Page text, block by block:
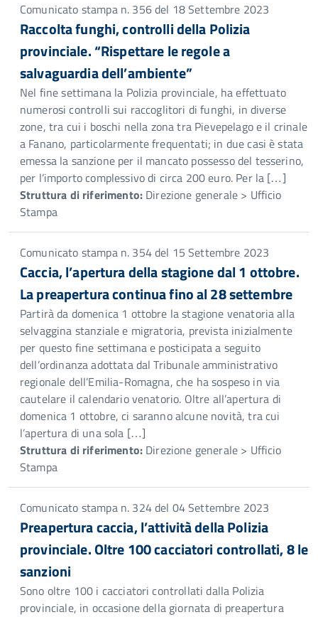
Comunicato stampa n. 356 del 18 Settembre 2023
Raccolta funghi, controlli della Polizia
provinciale. “Rispettare le regole a
salvaguardia dell’ambiente”
Nel fine settimana la Polizia provinciale, ha effettuato
numerosi controlli sui raccoglitori di funghi, in diverse
zone, tra cui i boschi nella zona tra Pievepelago e il crinale
a Fanano, particolarmente frequentati; in due casi è stata
emessa la sanzione per il mancato possesso del tesserino,
per l’importo complessivo di circa 200 euro. Per la […]
Struttura di riferimento: Direzione generale > Ufficio
Stampa
Comunicato stampa n. 354 del 15 Settembre 2023
Caccia, l’apertura della stagione dal 1 ottobre.
La preapertura continua fino al 28 settembre
Partirà da domenica 1 ottobre la stagione venatoria alla
selvaggina stanziale e migratoria, prevista inizialmente
per questo fine settimana e posticipata a seguito
dell’ordinanza adottata dal Tribunale amministrativo
regionale dell’Emilia-Romagna, che ha sospeso in via
cautelare il calendario venatorio. Oltre all’apertura di
domenica 1 ottobre, ci saranno alcune novità, tra cui
l’apertura di una sola […]
Struttura di riferimento: Direzione generale > Ufficio
Stampa
Comunicato stampa n. 324 del 04 Settembre 2023
Preapertura caccia, l’attività della Polizia
provinciale. Oltre 100 cacciatori controllati, 8 le
sanzioni
Sono oltre 100 i cacciatori controllati dalla Polizia
provinciale, in occasione della giornata di preapertura